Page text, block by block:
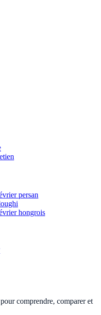
persan
hongrois
comprendre, comparer et